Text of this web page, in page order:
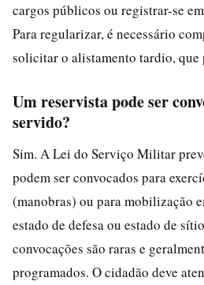
cargos públicos ou registrar-se
Para regularizar, é necessário
solicitar o alistamento tardio, que
Um reservista pode ser
servido?
Sim. A Lei do Serviço Militar
podem ser convocados para
(manobras) ou para mobilização
estado de defesa ou estado de
convocações são raras e
programados. O cidadão deve